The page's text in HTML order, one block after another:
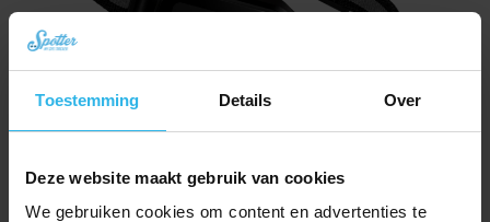
Toestemming Details Over
Deze website maakt gebruik van cookies
We gebruiken cookies om content en advertenties te
Spotter CatX – Lokalizator GPS dla Kota z Wyświetlaczem, Bez Abonamentu
(Nowość!)